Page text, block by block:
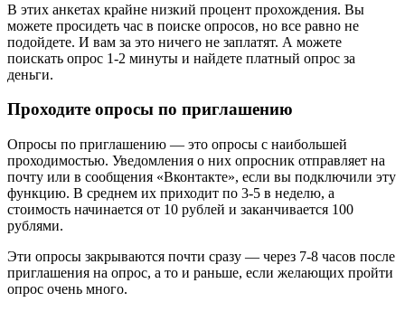
В этих анкетах крайне низкий процент прохождения. Вы
можете просидеть час в поиске опросов, но все равно не
подойдете. И вам за это ничего не заплатят. А можете
поискать опрос 1-2 минуты и найдете платный опрос за
деньги.
Проходите опросы по приглашению
Опросы по приглашению — это опросы с наибольшей
проходимостью. Уведомления о них опросник отправляет на
почту или в сообщения «Вконтакте», если вы подключили эту
функцию. В среднем их приходит по 3-5 в неделю, а
стоимость начинается от 10 рублей и заканчивается 100
рублями.
Эти опросы закрываются почти сразу — через 7-8 часов после
приглашения на опрос, а то и раньше, если желающих пройти
опрос очень много.